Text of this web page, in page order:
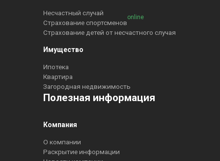
Несчастный случай
Страхование спортсменов
online
Страхование детей от несчастного случая
Имущество
Ипотека
Квартира
Загородная недвижимость
Полезная информация
Компания
О компании
Раскрытие информации